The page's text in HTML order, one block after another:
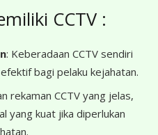
CCTV :
: Keberadaan CCTV sendiri
bagi pelaku kejahatan.
rekaman CCTV yang jelas,
yang kuat jika diperlukan